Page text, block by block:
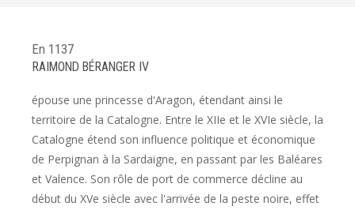
En 1137
RAIMOND BÉRANGER IV
épouse une princesse d'Aragon, étendant ainsi le
territoire de la Catalogne. Entre le XIIe et le XVIe siècle, la
Catalogne étend son influence politique et économique
de Perpignan à la Sardaigne, en passant par les Baléares
et Valence. Son rôle de port de commerce décline au
début du XVe siècle avec l'arrivée de la peste noire, effet